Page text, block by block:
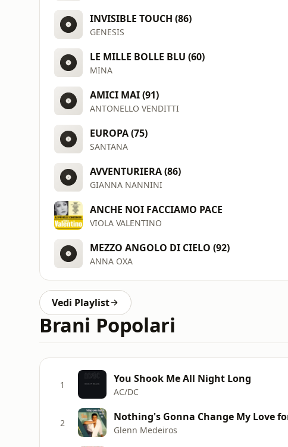
INVISIBLE TOUCH (86)
GENESIS
LE MILLE BOLLE BLU (60)
MINA
AMICI MAI (91)
ANTONELLO VENDITTI
EUROPA (75)
SANTANA
AVVENTURIERA (86)
GIANNA NANNINI
ANCHE NOI FACCIAMO PACE
VIOLA VALENTINO
MEZZO ANGOLO DI CIELO (92)
ANNA OXA
Vedi Playlist
Brani Popolari
1 You Shook Me All Night Long
AC/DC
2 Nothing's Gonna Change My Love
Glenn Medeiros